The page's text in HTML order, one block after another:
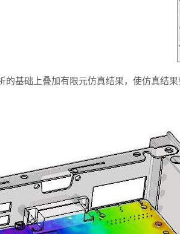
基础上叠加有限元仿真结果，使仿真结